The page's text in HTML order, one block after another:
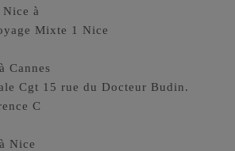
à
Mixte 1 Nice
Cannes
Cgt 15 rue du Docteur Budin.
C
Nice